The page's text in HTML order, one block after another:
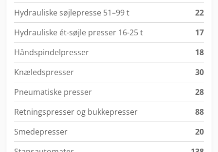
Hydrauliske søjlepresse 51–99 t
22
Hydrauliske ét-søjle presser 16-25 t
17
Håndspindelpresser
18
Knæledspresser
30
Pneumatiske presser
28
Retningspresser og bukkepresser
88
Smedepresser
20